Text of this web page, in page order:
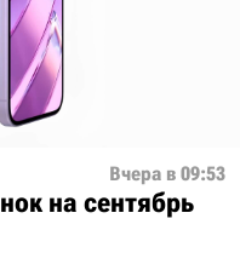
Вчера в 09:53
на сентябрь